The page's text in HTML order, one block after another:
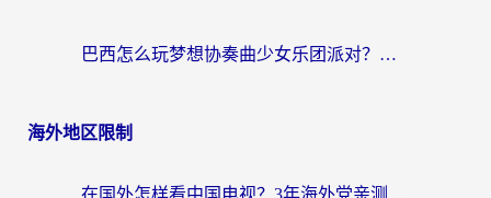
巴西怎么玩梦想协奏曲少女乐团派对？海外党必看的国服游戏加速全攻略（附波兰天涯明月刀实用技巧）
海外地区限制